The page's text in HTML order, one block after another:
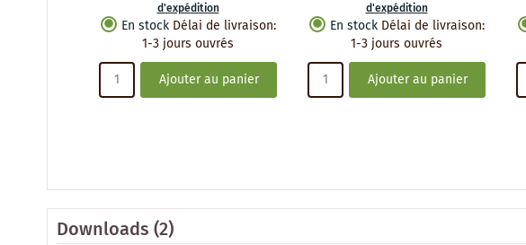
d'expédition
En stock Délai de livraison:
1-3 jours ouvrés
Ajouter au panier
d'expédition
En stock Délai de livraison:
1-3 jours ouvrés
Ajouter au panier
Downloads (2)